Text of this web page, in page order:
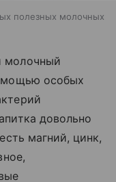
полезных молочных
молочный
особых
довольно
магний, цинк,